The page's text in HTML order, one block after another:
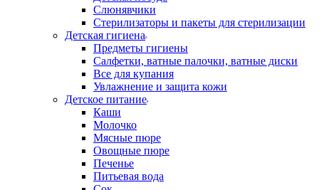
Слюнявчики
Стерилизаторы и пакеты для стерилизации
Детская гигиена
Предметы гигиены
Салфетки, ватные палочки, ватные диски
Все для купания
Увлажнение и защита кожи
Детское питание
Каши
Молочко
Мясные пюре
Овощные пюре
Печенье
Питьевая вода